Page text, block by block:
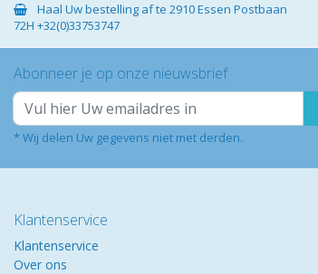
Haal Uw bestelling af te 2910 Essen Postbaan
72H +32(0)33753747
Abonneer je op onze nieuwsbrief
* Wij delen Uw gegevens niet met derden.
Klantenservice
Klantenservice
Over ons